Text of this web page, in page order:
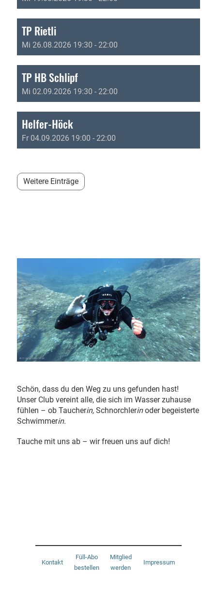
TP Rietli
Mi 26.08.2026 19:30 - 22:00
TP HB Schlipf
Mi 02.09.2026 19:30 - 22:00
Helfer-Höck
Fr 04.09.2026 19:00 - 22:00
Weitere Einträge
Schön, dass du den Weg zu uns gefunden hast!
Unser Club vereint alle, die sich im Wasser zuhause
fühlen – ob Taucherin, Schnorchlerinoder begeisterte
Schwimmerin.
Tauche mit uns ab – wir freuen uns auf dich!
Kontakt
Füll-Abo
bestellen
Mitglied
werden
Impressum